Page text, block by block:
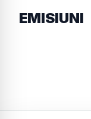
EMISIUNI